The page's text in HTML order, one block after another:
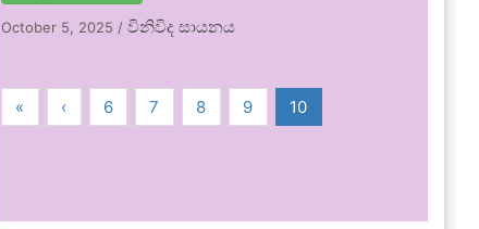
October 5, 2025 /විනිවිද සායනය
« ‹ 6 7 8 9 10